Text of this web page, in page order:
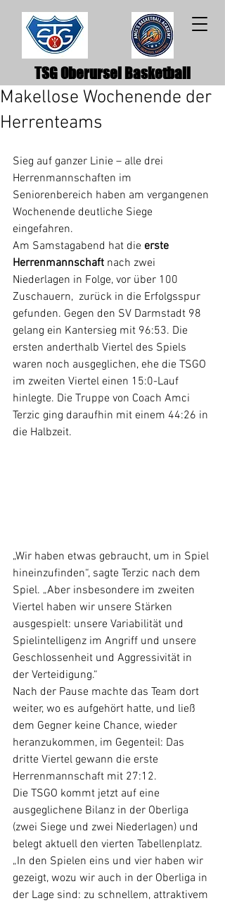
TSG Oberursel Basketball
Makellose Wochenende der
Herrenteams
Sieg auf ganzer Linie – alle drei
Herrenmannschaften im
Seniorenbereich haben am vergangenen
Wochenende deutliche Siege
eingefahren.
Am Samstagabend hat die erste
Herrenmannschaft nach zwei
Niederlagen in Folge, vor über 100
Zuschauern,  zurück in die Erfolgsspur
gefunden. Gegen den SV Darmstadt 98
gelang ein Kantersieg mit 96:53. Die
ersten anderthalb Viertel des Spiels
waren noch ausgeglichen, ehe die TSGO
im zweiten Viertel einen 15:0-Lauf
hinlegte. Die Truppe von Coach Amci
Terzic ging daraufhin mit einem 44:26 in
die Halbzeit.
„Wir haben etwas gebraucht, um in Spiel
hineinzufinden“, sagte Terzic nach dem
Spiel. „Aber insbesondere im zweiten
Viertel haben wir unsere Stärken
ausgespielt: unsere Variabilität und
Spielintelligenz im Angriff und unsere
Geschlossenheit und Aggressivität in
der Verteidigung.“
Nach der Pause machte das Team dort
weiter, wo es aufgehört hatte, und ließ
dem Gegner keine Chance, wieder
heranzukommen, im Gegenteil: Das
dritte Viertel gewann die erste
Herrenmannschaft mit 27:12.
Die TSGO kommt jetzt auf eine
ausgeglichene Bilanz in der Oberliga
(zwei Siege und zwei Niederlagen) und
belegt aktuell den vierten Tabellenplatz.
„In den Spielen eins und vier haben wir
gezeigt, wozu wir auch in der Oberliga in
der Lage sind: zu schnellem, attraktivem